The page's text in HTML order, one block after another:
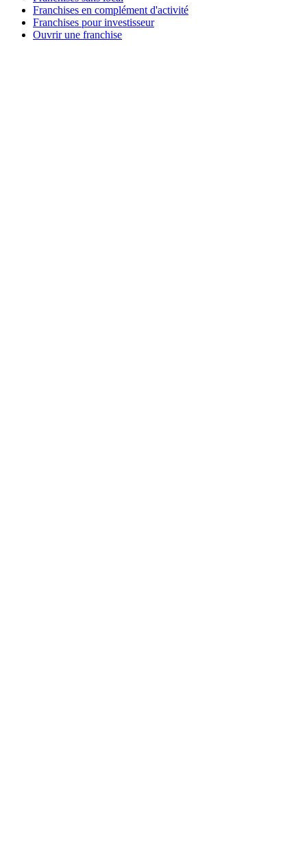
Franchises en complément d'activité
Franchises pour investisseur
Ouvrir une franchise